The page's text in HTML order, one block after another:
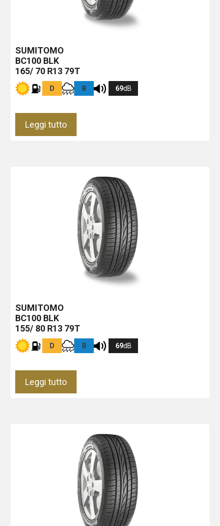
SUMITOMO
BC100 BLK
165/ 70 R13 79T
D B 69dB
Leggi tutto
SUMITOMO
BC100 BLK
155/ 80 R13 79T
D B 69dB
Leggi tutto